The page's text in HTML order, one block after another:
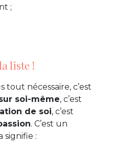
;
liste !
tout nécessaire, c’est
soi-même, c’est
de soi, c’est
. C’est un
signifie :